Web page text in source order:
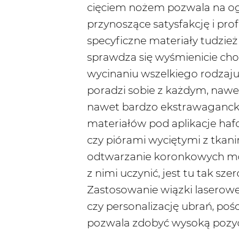
cięciem nożem pozwala na
przynoszące satysfakcję i
specyficzne materiały
sprawdza się wyśmienicie
wycinaniu wszelkiego
poradzi sobie z każdym,
nawet bardzo
materiałów pod aplikacje
czy piórami wyciętymi z
odtwarzanie koronkowych
z nimi uczynić, jest tu tak
Zastosowanie wiązki
czy personalizację ubrań,
pozwala zdobyć wysoką